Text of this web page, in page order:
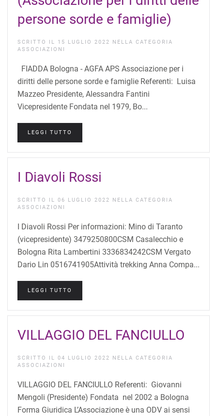
persone sorde e famiglie)
SCRITTO IL 15 LUGLIO 2022
NELLA CATEGORIA
ASSOCIAZIONI
FIADDA Bologna - AGFA APS Associazione per i
diritti delle persone sorde e famiglie Referenti: Luisa
Mazzeo Presidente, Alessandra Fantini
Vicepresidente Fondata nel 1979, Bo...
LEGGI TUTTO
I Diavoli Rossi
SCRITTO IL 06 LUGLIO 2022
NELLA CATEGORIA
ASSOCIAZIONI
I Diavoli Rossi Per informazioni: Mino di Taranto
(vicepresidente) 3479250800CSM Casalecchio e
Bologna Rita Lambertini 3336834242CSM Vergato
Dario Lin 0516741905Attività trekking Anna Compa...
LEGGI TUTTO
VILLAGGIO DEL FANCIULLO
SCRITTO IL 04 LUGLIO 2022
NELLA CATEGORIA
ASSOCIAZIONI
VILLAGGIO DEL FANCIULLO Referenti: Giovanni
Mengoli (Presidente) Fondata nel 2002 a Bologna
Forma Giuridica L’Associazione è una ODV ai sensi